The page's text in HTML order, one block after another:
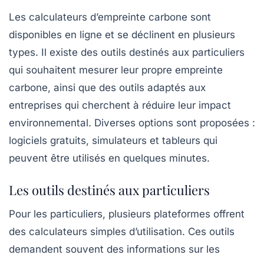
Les calculateurs d’empreinte carbone sont
disponibles en ligne et se déclinent en plusieurs
types. Il existe des outils destinés aux particuliers
qui souhaitent mesurer leur propre empreinte
carbone, ainsi que des outils adaptés aux
entreprises qui cherchent à réduire leur impact
environnemental. Diverses options sont proposées :
logiciels gratuits, simulateurs et tableurs qui
peuvent être utilisés en quelques minutes.
Les outils destinés aux particuliers
Pour les particuliers, plusieurs plateformes offrent
des calculateurs simples d’utilisation. Ces outils
demandent souvent des informations sur les